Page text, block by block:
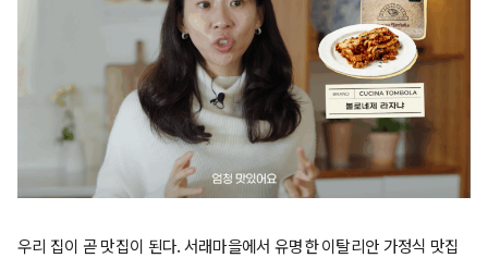
우리 집이 곧 맛집이 된다. 서래마을에서 유명한 이탈리안 가정식 맛집